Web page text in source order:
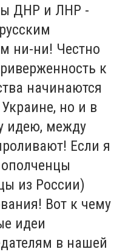
ДНР и ЛНР -
ни-ни! Честно
к
начинаются
но и в
идею, между
Если я
из России)
Вот к чему
идеи
в нашей